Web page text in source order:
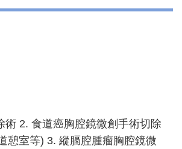
2. 食道癌胸腔鏡微創手術切除
憩室等) 3. 縱膈腔腫瘤胸腔鏡微